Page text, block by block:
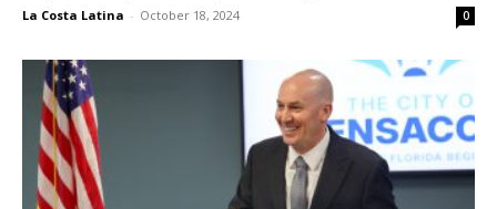
La Costa Latina - October 18, 2024 0